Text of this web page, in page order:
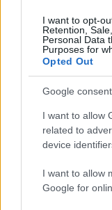
I want to opt-
Retention,
Personal Data
Purposes for
Opted Out
Google
I want to allow
related to
device
I want to allow
Google for
continua a
infezioni–
virologi del
che oggi
chiaramente
inconcepibili.